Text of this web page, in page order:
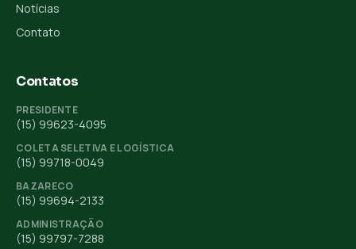
Notícias
Contato
Contatos
PRESIDENTE
(15) 99623-4095
COLETA SELETIVA E LOGÍSTICA
(15) 99718-0049
BAZARECO
(15) 99694-2133
ADMINISTRAÇÃO
(15) 99797-7288